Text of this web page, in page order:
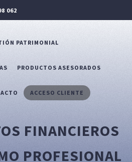
062
PATRIMONIAL
PRODUCTOS ASESORADOS
ACCESO CLIENTE
FINANCIEROS
PROFESIONAL